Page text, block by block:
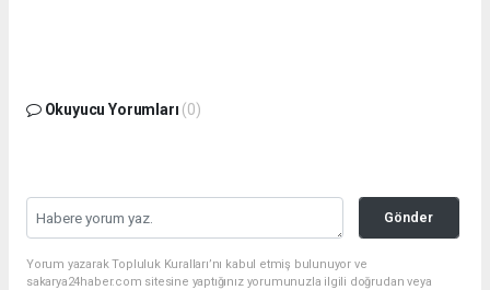
Okuyucu Yorumları (0)
Gönder
Yorum yazarak Topluluk Kuralları’nı kabul etmiş bulunuyor ve
sakarya24haber.com sitesine yaptığınız yorumunuzla ilgili doğrudan veya